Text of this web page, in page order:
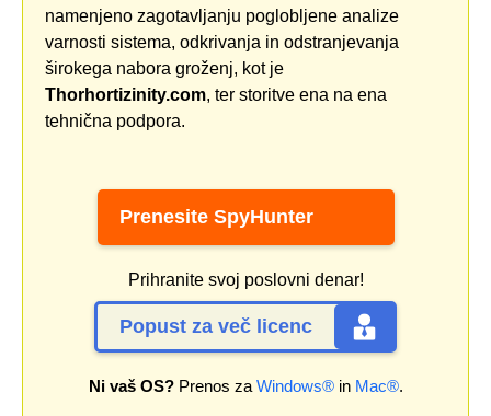
namenjeno zagotavljanju poglobljene analize
varnosti sistema, odkrivanja in odstranjevanja
širokega nabora groženj, kot je
Thorhortizinity.com, ter storitve ena na ena
tehnična podpora.
Prenesite SpyHunter
Prihranite svoj poslovni denar!
Popust za več licenc
Ni vaš OS?Prenos za Windows®in Mac®.